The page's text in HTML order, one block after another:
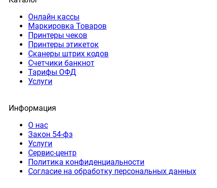
Онлайн кассы
Маркировка Товаров
Принтеры чеков
Принтеры этикеток
Сканеры штрих кодов
Счетчики банкнот
Тарифы ОФД
Услуги
Информация
О нас
Закон 54-фз
Услуги
Сервис-центр
Политика конфиденциальности
Согласие на обработку персональных данных